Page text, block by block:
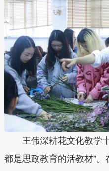
王伟深耕花文化教学十
都是思政教育的活教材”